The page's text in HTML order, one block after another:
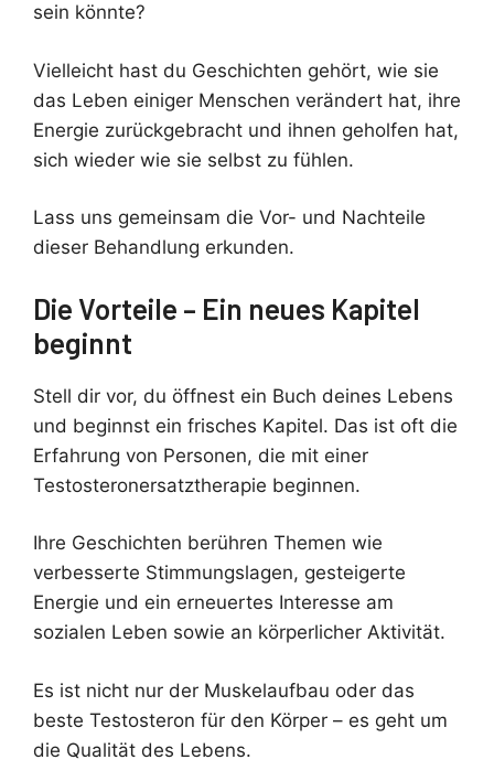
sein könnte?
Vielleicht hast du Geschichten gehört, wie sie
das Leben einiger Menschen verändert hat, ihre
Energie zurückgebracht und ihnen geholfen hat,
sich wieder wie sie selbst zu fühlen.
Lass uns gemeinsam die Vor- und Nachteile
dieser Behandlung erkunden.
Die Vorteile – Ein neues Kapitel
beginnt
Stell dir vor, du öffnest ein Buch deines Lebens
und beginnst ein frisches Kapitel. Das ist oft die
Erfahrung von Personen, die mit einer
Testosteronersatztherapie beginnen.
Ihre Geschichten berühren Themen wie
verbesserte Stimmungslagen, gesteigerte
Energie und ein erneuertes Interesse am
sozialen Leben sowie an körperlicher Aktivität.
Es ist nicht nur der Muskelaufbau oder das
beste Testosteron für den Körper – es geht um
die Qualität des Lebens.